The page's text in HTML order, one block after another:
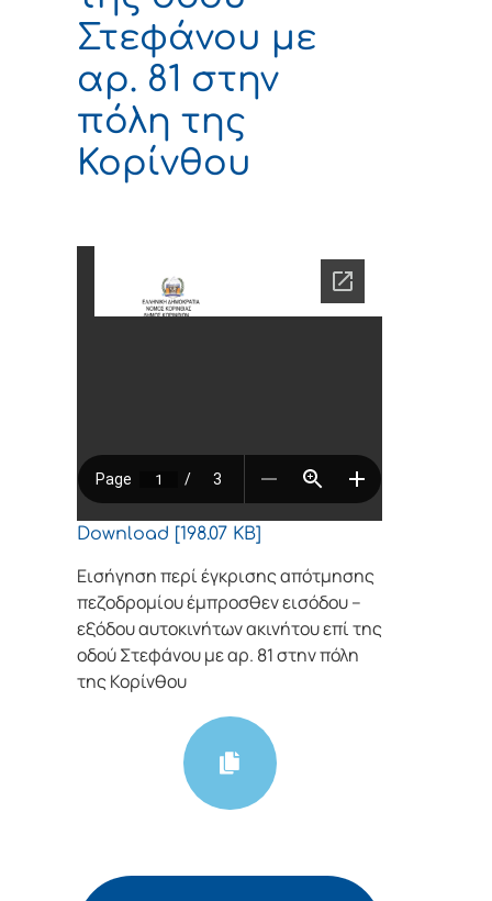
Στεφάνου με
αρ. 81 στην
πόλη της
Κορίνθου
Download [198.07 KB]
Εισήγηση περί έγκρισης απότμησης
πεζοδρομίου έμπροσθεν εισόδου –
εξόδου αυτοκινήτων ακινήτου επί της
οδού Στεφάνου με αρ. 81 στην πόλη
της Κορίνθου